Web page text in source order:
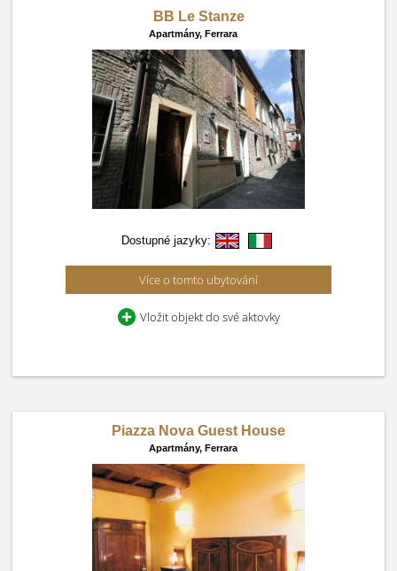
BB Le Stanze
Apartmány, Ferrara
Dostupné jazyky:
Více o tomto ubytování
Vložit objekt do své aktovky
Piazza Nova Guest House
Apartmány, Ferrara